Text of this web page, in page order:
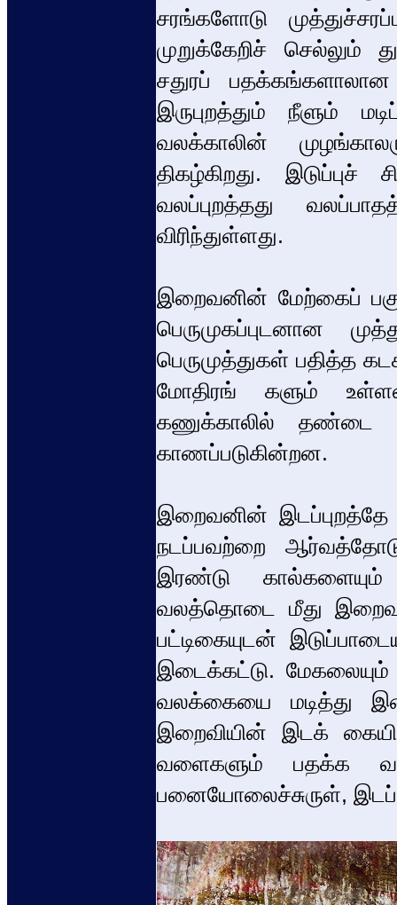
சரங்களோடு
முறுக்கேறிச் செல்லும்
சதுரப்
இருபுறத்தும் நீளும்
வலக்காலின்
திகழ்கிறது. இடுப்புச்
வலப்புறத்தது
விரிந்துள்ளது.
இறைவனின் மேற்கைப்
பெருமுகப்புடனான
பெருமுத்துகள் பதித்த
மோதிரங் களும்
கணுக்காலில் தண்டை
காணப்படுகின்றன.
இறைவனின்
நடப்பவற்றை
இரண்டு கால்களையும்
வலத்தொடை மீது
பட்டிகையுடன்
இடைக்கட்டு. மேகலையும்
வலக்கையை மடித்து
இறைவியின் இடக்
வளைகளும் பதக்க
பனையோலைச்சுருள்,